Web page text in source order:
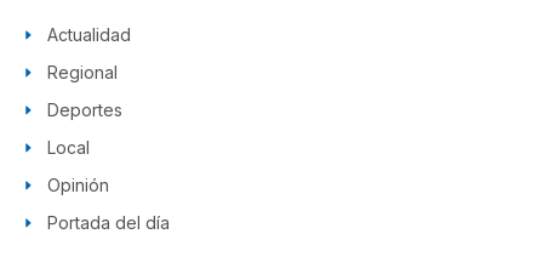
Actualidad
Regional
Deportes
Local
Opinión
Portada del día